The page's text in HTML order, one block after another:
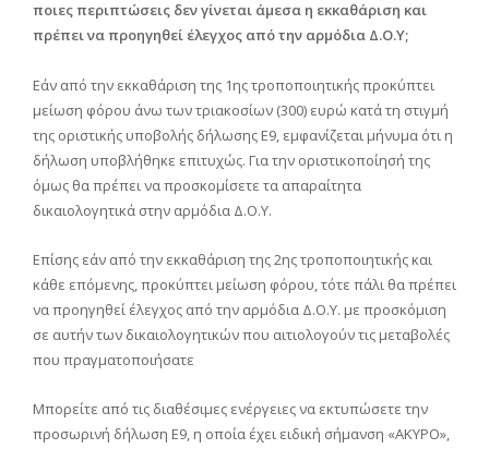
ποιες περιπτώσεις δεν γίνεται άμεσα η εκκαθάριση και
πρέπει να προηγηθεί έλεγχος από την αρμόδια Δ.Ο.Υ;
Εάν από την εκκαθάριση της 1ης τροποποιητικής προκύπτει
μείωση φόρου άνω των τριακοσίων (300) ευρώ κατά τη στιγμή
της οριστικής υποβολής δήλωσης Ε9, εμφανίζεται μήνυμα ότι η
δήλωση υποβλήθηκε επιτυχώς. Για την οριστικοποίησή της
όμως θα πρέπει να προσκομίσετε τα απαραίτητα
δικαιολογητικά στην αρμόδια Δ.Ο.Υ.
Επίσης εάν από την εκκαθάριση της 2ης τροποποιητικής και
κάθε επόμενης, προκύπτει μείωση φόρου, τότε πάλι θα πρέπει
να προηγηθεί έλεγχος από την αρμόδια Δ.Ο.Υ. με προσκόμιση
σε αυτήν των δικαιολογητικών που αιτιολογούν τις μεταβολές
που πραγματοποιήσατε
Μπορείτε από τις διαθέσιμες ενέργειες να εκτυπώσετε την
προσωρινή δήλωση Ε9, η οποία έχει ειδική σήμανση «ΑΚΥΡΟ»,